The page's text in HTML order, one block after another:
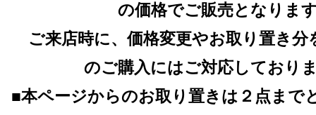
の価格でご販売となりま
ご来店時に、価格変更やお取り置き分
のご購入にはご対応しており
■本ページからのお取り置きは２点まで